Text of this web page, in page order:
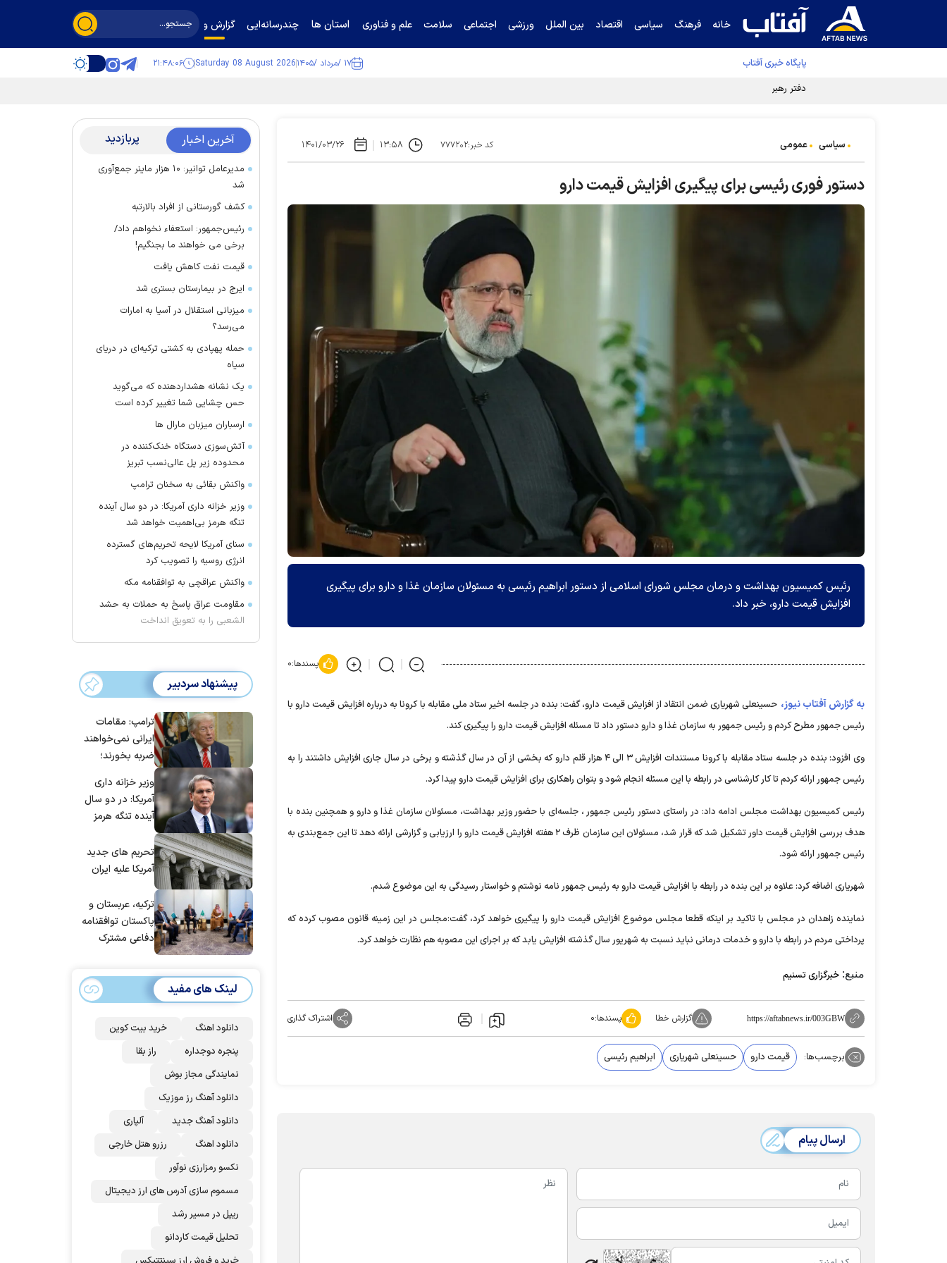
خانه فرهنگ سیاسی اقتصاد بین الملل ورزشی اجتماعی سلامت علم و فناوری استان ها چندرسانه‌ایی گزارش و گفت‌وگو
پایگاه خبری آفتاب ۱۷ /مرداد /۱۴۰۵ Saturday 08 August 2026 ۲۱:۴۸:۰۷
دفتر رهبر انقلاب ادعای خرازی درباره پزشکیان را تکذیب کرد
سیاسی عمومی کد خبر:۷۷۷۲۰۲ ۱۳:۵۸ ۱۴۰۱/۰۳/۲۶
دستور فوری رئیسی برای پیگیری افزایش قیمت دارو
رئیس کمیسیون بهداشت و درمان مجلس شورای اسلامی از دستور ابراهیم رئیسی به مسئولان سازمان غذا و دارو برای پیگیری
افزایش قیمت دارو، خبر داد.
پسندها:۰
به گزارش آفتاب نیوز، حسینعلی شهریاری ضمن انتقاد از افزایش قیمت دارو، گفت: بنده در جلسه اخیر ستاد ملی مقابله با کرونا به درباره افزایش قیمت دارو با
رئیس جمهور مطرح کردم و رئیس جمهور به سازمان غذا و دارو دستور داد تا مسئله افزایش قیمت دارو را پیگیری کند.
وی افزود: بنده در جلسه ستاد مقابله با کرونا مستندات افزایش ۳ الی ۴ هزار قلم دارو که بخشی از آن در سال گذشته و برخی در سال جاری افزایش داشتند را به
رئیس جمهور ارائه کردم تا کار کارشناسی در رابطه با این مسئله انجام شود و بتوان راهکاری برای افزایش قیمت دارو پیدا کرد.
رئیس کمیسیون بهداشت مجلس ادامه داد: در راستای دستور رئیس جمهور ، جلسه‌ای با حضور وزیر بهداشت، مسئولان سازمان غذا و دارو و همچنین بنده با
هدف بررسی افزایش قیمت داور تشکیل شد که قرار شد، مسئولان این سازمان ظرف ۲ هفته افزایش قیمت دارو را ارزیابی و گزارشی ارائه دهد تا این جمع‌بندی به
رئیس جمهور ارائه شود.
​شهریاری اضافه کرد: علاوه بر این بنده در رابطه با افزایش قیمت دارو به رئیس جمهور نامه نوشتم و خواستار رسیدگی به این موضوع شدم.
نماینده زاهدان در مجلس با تاکید بر اینکه قطعا مجلس موضوع افزایش قیمت دارو را پیگیری خواهد کرد، گفت:مجلس در این زمینه قانون مصوب کرده که
پرداختی مردم در رابطه با دارو و خدمات درمانی نباید نسبت به شهریور سال گذشته افزایش یابد که بر اجرای این مصوبه هم نظارت خواهد کرد.
منبع: خبرگزاری تسنیم
https://aftabnews.ir/003GBW گزارش خطا پسندها:۰ اشتراک گذاری
برچسب‌ها: قیمت دارو حسینعلی شهریاری ابراهیم رئیسی
ارسال پیام
آخرین اخبار پربازدید
مدیرعامل توانیر: ۱۰ هزار ماینر جمع‌آوری
شد
کشف گورستانی از افراد بالارتبه
رئیس‌جمهور: استعفاء نخواهم داد/
برخی می خواهند ما بجنگیم!
قیمت نفت کاهش یافت
ایرج در بیمارستان بستری شد
میزبانی استقلال در آسیا به امارات
می‌رسد؟
حمله پهپادی به کشتی ترکیه‌ای در دریای
سیاه
یک نشانه هشداردهنده که می‌گوید
حس چشایی شما تغییر کرده است
ارسباران میزبان مارال ها
آتش‌سوزی دستگاه خنک‌کننده در
محدوده زیر پل عالی‌نسب تبریز
واکنش بقائی به سخنان ترامپ
وزیر خزانه داری آمریکا: در دو سال آینده
تنگه هرمز بی‌اهمیت خواهد شد
سنای آمریکا لایحه تحریم‌های گسترده
انرژی روسیه را تصویب کرد
واکنش عراقچی به توافقنامه مکه
مقاومت عراق پاسخ به حملات به حشد
الشعبی را به تعویق انداخت
پیشنهاد سردبیر
ترامپ: مقامات
ایرانی نمی‌خواهند
ضربه بخورند؛
توافق برسند
وزیر خزانه داری
آمریکا: در دو سال
آینده تنگه هرمز
شد
تحریم های جدید
آمریکا علیه ایران
ترکیه، عربستان و
پاکستان توافقنامه
دفاعی مشترک
لینک های مفید
دانلود اهنگ
خرید بیت کوین
پنجره دوجداره
راز بقا
نمایندگی مجاز بوش
دانلود آهنگ رز‌ موزیک
دانلود آهنگ جدید
آلپاری
دانلود اهنگ
رزرو هتل خارجی
نکسو رمزارزی نوآور
مسموم سازی آدرس های ارز دیجیتال
ریپل در مسیر رشد
تحلیل قیمت کاردانو